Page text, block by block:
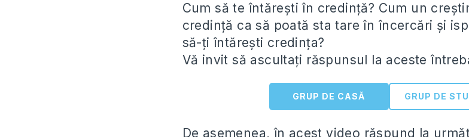
Cum să te întărești în credință? Cum un
credință ca să poată sta tare în încercări și
să-ți întărești credința?
Vă invit să ascultați răspunsul la aceste
GRUP DE CASĂ GRUP DE
De asemenea, în acest video răspund la